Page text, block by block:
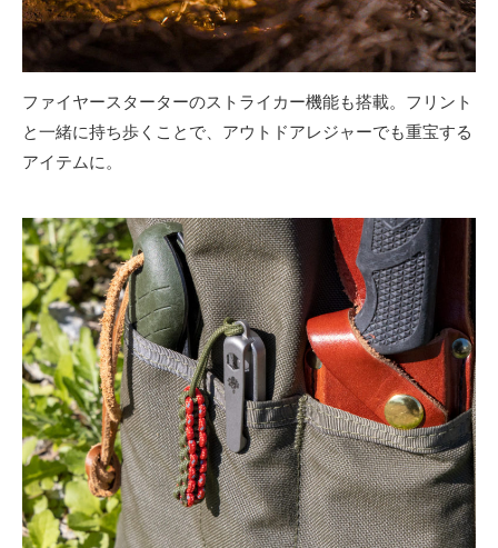
ファイヤースターターのストライカー機能も搭載。フリント
と一緒に持ち歩くことで、アウトドアレジャーでも重宝する
アイテムに。